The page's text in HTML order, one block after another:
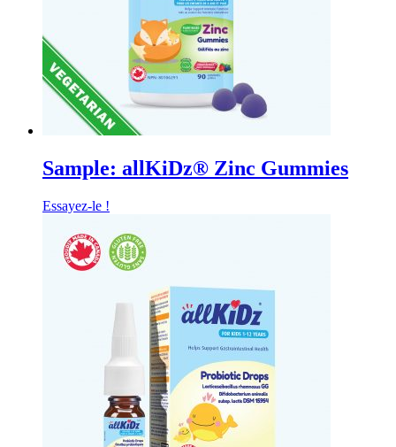
Sample: allKiDz® Zinc Gummies
Essayez-le !